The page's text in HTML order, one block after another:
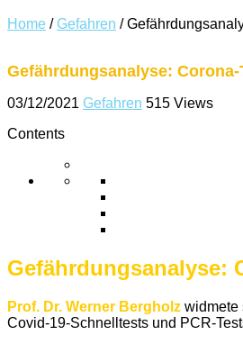
Home / Gefahren /
Gefährdungsanalyse:
03/12/2021 Gefahren 515 Views
Contents
Gefährdungsanalyse:
Prof. Dr. Werner Bergholz widmete
Covid-19-Schnelltests und PCR-